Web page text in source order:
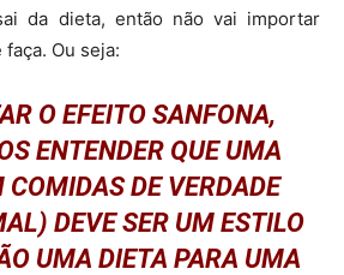
da dieta, então não vai importar
Ou seja:
O EFEITO SANFONA,
ENTENDER QUE UMA
COMIDAS DE VERDADE
DEVE SER UM ESTILO
UMA DIETA PARA UMA